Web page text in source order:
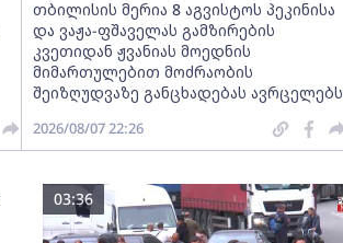
თბილისის მერია 8 აგვისტოს პეკინისა
და ვაჟა-ფშაველას გამზირების
კვეთიდან ჟვანიას მოედნის
მიმართულებით მოძრაობის
შეიზღუდვაზე განცხადებას ავრცელებს
2026/08/07 22:26
03:36